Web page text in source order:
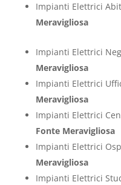
Impianti Elettrici
Meravigliosa
Impianti Elettrici
Meravigliosa
Impianti Elettrici
Meravigliosa
Impianti Elettrici
Fonte Meravigliosa
Impianti Elettrici
Meravigliosa
Impianti Elettrici